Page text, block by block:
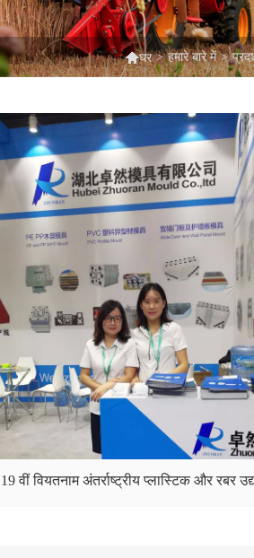
घर > हमारे बारे में >
वीं वियतनाम अंतर्राष्ट्रीय प्लास्टिक और रबर